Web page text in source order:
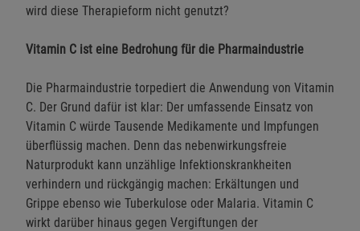
wird diese Therapieform nicht genutzt?
Vitamin C ist eine Bedrohung für die Pharmaindustrie
Die Pharmaindustrie torpediert die Anwendung von Vitamin
C. Der Grund dafür ist klar: Der umfassende Einsatz von
Vitamin C würde Tausende Medikamente und Impfungen
überflüssig machen. Denn das nebenwirkungsfreie
Naturprodukt kann unzählige Infektionskrankheiten
verhindern und rückgängig machen: Erkältungen und
Grippe ebenso wie Tuberkulose oder Malaria. Vitamin C
wirkt darüber hinaus gegen Vergiftungen der